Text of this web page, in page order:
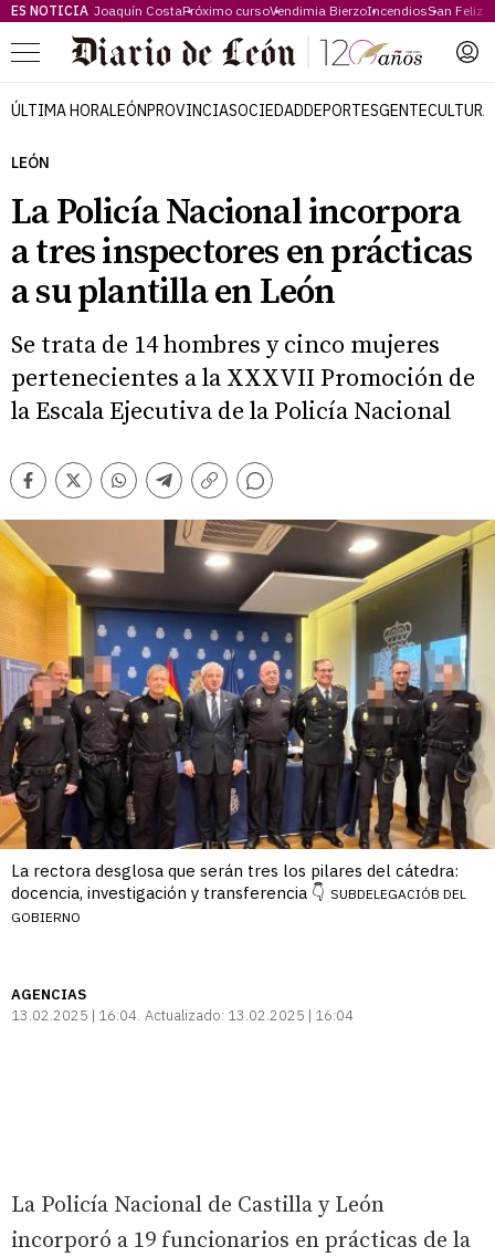
ES NOTICIA Joaquín CostaPróximo cursoVendimia BierzoIncendiosSan Feliz
Menú
ÚLTIMA HORALEÓNPROVINCIASOCIEDADDEPORTESGENTECULTURA
LEÓN
La Policía Nacional incorpora
a tres inspectores en prácticas
a su plantilla en León
Se trata de 14 hombres y cinco mujeres
pertenecientes a la XXXVII Promoción de
la Escala Ejecutiva de la Policía Nacional
Facebook
TwitterWhatsappTelegram
Copiar
Comentarios
La rectora desglosa que serán tres los pilares del cátedra:
docencia, investigación y transferencia 👇 SUBDELEGACIÓB DEL
GOBIERNO
AGENCIAS
13.02.2025 | 16:04 Actualizado: 13.02.2025 | 16:04
La Policía Nacional de Castilla y León
incorporó a 19 funcionarios en prácticas de la